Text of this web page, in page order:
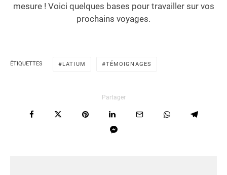
mesure ! Voici quelques bases pour travailler sur vos
prochains voyages.
ÉTIQUETTES LATIUM TÉMOIGNAGES
Partager